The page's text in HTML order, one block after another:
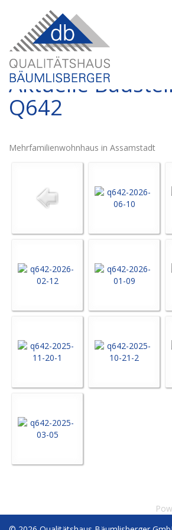
Aktuelle
Q642
Mehrfamilienwohnhaus in Assamstadt